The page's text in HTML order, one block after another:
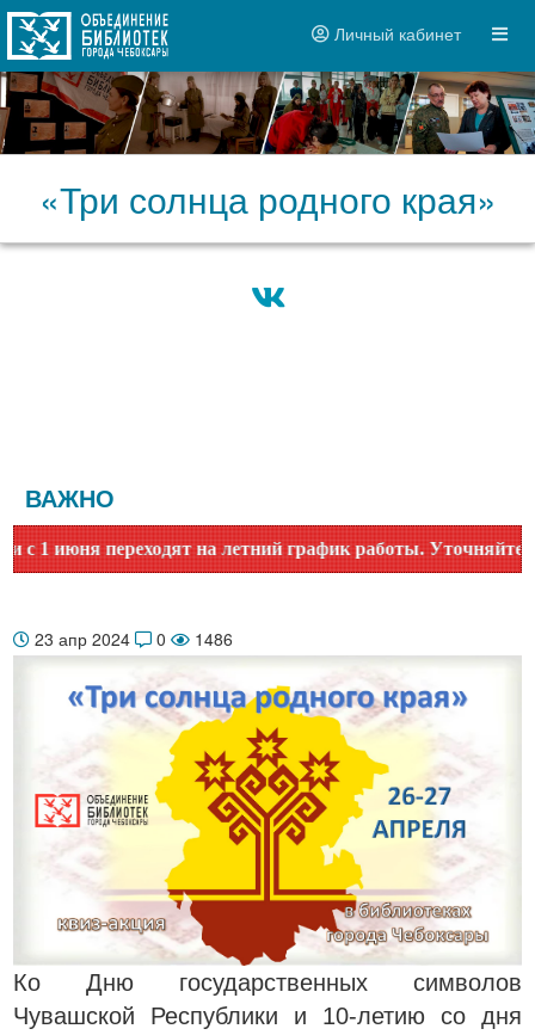
Личный кабинет
«Три солнца родного края»
ВАЖНО
переходят на летний график работы. Уточняйте
23 апр 2024 0 1486
Ко Дню государственных символов
Чувашской Республики и 10-летию со дня